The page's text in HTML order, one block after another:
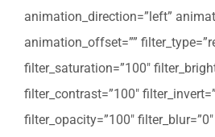
animation_direction=”left”
animation_offset=””
filter_saturation=”100″
filter_contrast=”100″
filter_opacity=”100″